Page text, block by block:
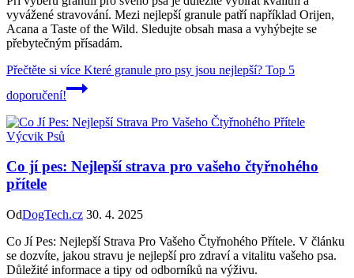
vyvážené stravování. Mezi nejlepší granule patří například Orijen,
Acana a Taste of the Wild. Sledujte obsah masa a vyhýbejte se
přebytečným přísadám.
Přečtěte si více Které granule pro psy jsou nejlepší? Top 5
doporučení!
Výcvik Psů
Co jí pes: Nejlepší strava pro vašeho čtyřnohého
přítele
OdDogTech.cz 30. 4. 2025
Co Jí Pes: Nejlepší Strava Pro Vašeho Čtyřnohého Přítele. V článku
se dozvíte, jakou stravu je nejlepší pro zdraví a vitalitu vašeho psa.
Důležité informace a tipy od odborníků na výživu.